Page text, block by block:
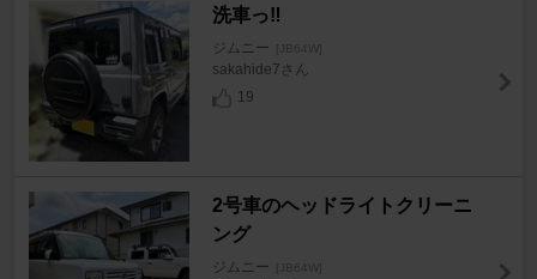
洗車っ‼︎
ジムニー [JB64W]
sakahide7さん
19
2号車のヘッドライトクリーニ
ング
ジムニー [JB64W]